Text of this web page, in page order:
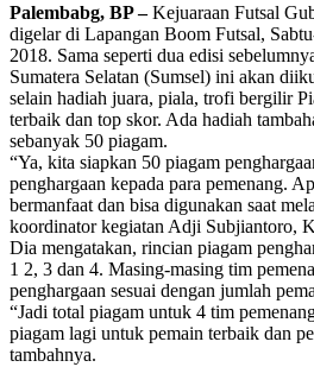
Palembabg, BP –Kejuaraan Futsal
digelar di Lapangan Boom Futsal,
2018. Sama seperti dua edisi
Sumatera Selatan (Sumsel) ini akan
selain hadiah juara, piala, trofi bergilir
terbaik dan top skor. Ada hadiah
sebanyak 50 piagam.
“Ya, kita siapkan 50 piagam
penghargaan kepada para pemenang.
bermanfaat dan bisa digunakan saat
koordinator kegiatan Adji Subjiantoro,
Dia mengatakan, rincian piagam
1 2, 3 dan 4. Masing-masing tim
penghargaan sesuai dengan jumlah
“Jadi total piagam untuk 4 tim
piagam lagi untuk pemain terbaik dan
tambahnya.